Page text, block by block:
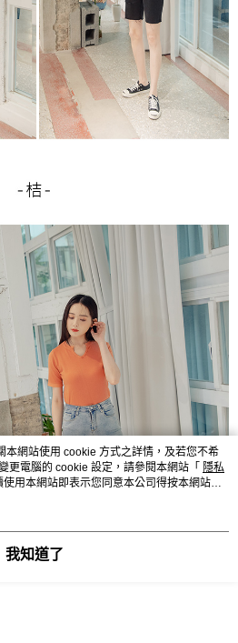
本網站使用 cookie 方式之詳情，及若您不希
更電腦的 cookie 設定，請參閱本網站「 隱私
用本網站即表示您同意本公司得按本網站使
我知道了